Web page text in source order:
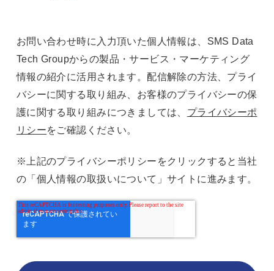
お問い合わせ時に入力頂いた個人情報は、SMS Data
Tech Groupからの製品・サービス・マーケティング
情報の紹介に活用されます。配信解除の方法、プライ
バシーに関する取り組み、お客様のプライバシーの保
護に関する取り組みにつきましては、 プライバシーポ
リシーをご確認ください。
※上記のプライバシーポリシーをクリックすると当社
の「個人情報の取扱いについて」サイトに進みます。